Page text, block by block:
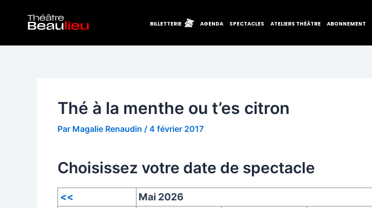
contenu
BILLETTERIE AGENDA SPECTACLES ATELIERS THÉÂTRE ABONNEMENT
Thé à la menthe ou t’es citron
Par Magalie Renaudin / 4 février 2017
Choisissez votre date de spectacle
<< Mai 2026
des
articles